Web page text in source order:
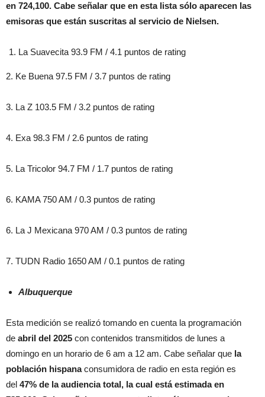
en 724,100. Cabe señalar que en esta lista sólo aparecen las
emisoras que están suscritas al servicio de Nielsen.
La Suavecita 93.9 FM / 4.1 puntos de rating
2. Ke Buena 97.5 FM / 3.7 puntos de rating
3. La Z 103.5 FM / 3.2 puntos de rating
4. Exa 98.3 FM / 2.6 puntos de rating
5. La Tricolor 94.7 FM / 1.7 puntos de rating
6. KAMA 750 AM / 0.3 puntos de rating
6. La J Mexicana 970 AM / 0.3 puntos de rating
7. TUDN Radio 1650 AM / 0.1 puntos de rating
Albuquerque
Esta medición se realizó tomando en cuenta la programación
de abril del 2025 con contenidos transmitidos de lunes a
domingo en un horario de 6 am a 12 am. Cabe señalar que la
población hispanaconsumidora de radio en esta región es
del 47% de la audiencia total, la cual está estimada en